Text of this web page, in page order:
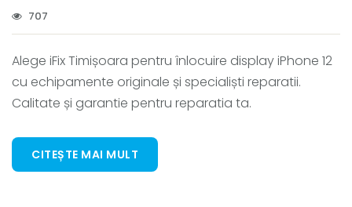
707
Alege iFix Timișoara pentru înlocuire display iPhone 12
cu echipamente originale și specialiști reparatii.
Calitate și garantie pentru reparatia ta.
CITEȘTE MAI MULT